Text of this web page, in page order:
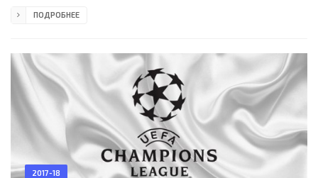
Хайбернианс Граунд. 1068 зрителей (36 % при вместимости
Санджованни (Швейцария). Резервный арбитр: Саша Амхоф
(Швейцария). Хайбернианс: 1. Эндрю Хогг; 20. Андре Агиус, 8.
ПОДРОБНЕЕ
2017-18